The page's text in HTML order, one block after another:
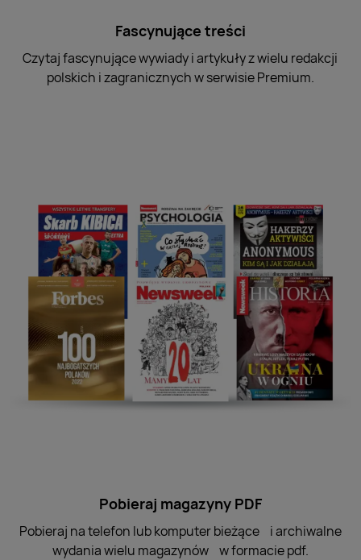
Fascynujące treści
Czytaj fascynujące wywiady i artykuły z wielu redakcji
polskich i zagranicznych w serwisie Premium.
Pobieraj magazyny PDF
Pobieraj na telefon lub komputer bieżące i archiwalne
wydania wielu magazynów w formacie pdf.